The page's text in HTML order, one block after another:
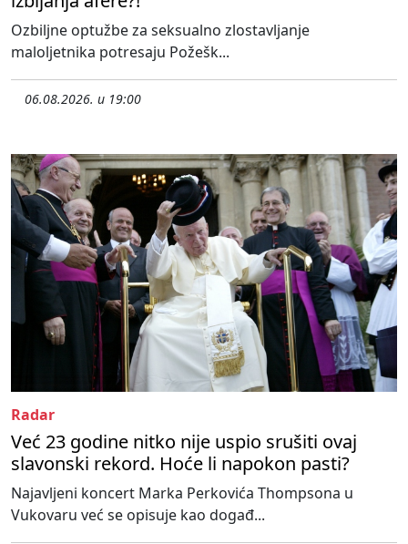
Ozbiljne optužbe za seksualno zlostavljanje
maloljetnika potresaju Požešk...
06.08.2026. u 19:00
Radar
Već 23 godine nitko nije uspio srušiti ovaj
slavonski rekord. Hoće li napokon pasti?
Najavljeni koncert Marka Perkovića Thompsona u
Vukovaru već se opisuje kao događ...